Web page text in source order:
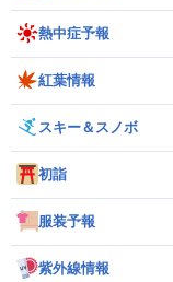
熱中症予報
紅葉情報
スキー＆スノボ
初詣
服装予報
紫外線情報